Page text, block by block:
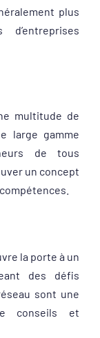
plus
multitude de
large gamme
de tous
un concept
la porte à un
des défis
sont une
conseils et